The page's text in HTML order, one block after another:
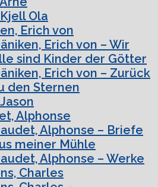
Ola
Erich von
Erich von – Wir
sind Kinder der Götter
Erich von – Zurück
den Sternen
Alphonse
Alphonse – Briefe
meiner Mühle
Alphonse – Werke
Charles